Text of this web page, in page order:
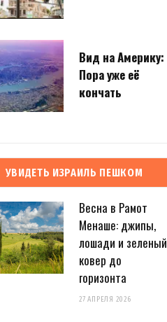
Вид на Америку:
Пора уже её
кончать
УВИДЕТЬ ИЗРАИЛЬ ПЕШКОМ
Весна в Рамот
Менаше: джипы,
лошади и зеленый
ковер до
горизонта
27 АПРЕЛЯ 2026